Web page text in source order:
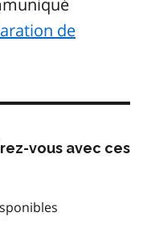
de
vous avec ces